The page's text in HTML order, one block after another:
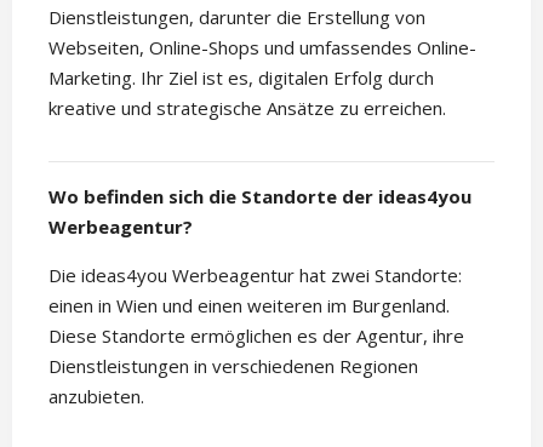
Dienstleistungen, darunter die Erstellung von
Webseiten, Online-Shops und umfassendes Online-
Marketing. Ihr Ziel ist es, digitalen Erfolg durch
kreative und strategische Ansätze zu erreichen.
Wo befinden sich die Standorte der ideas4you
Werbeagentur?
Die ideas4you Werbeagentur hat zwei Standorte:
einen in Wien und einen weiteren im Burgenland.
Diese Standorte ermöglichen es der Agentur, ihre
Dienstleistungen in verschiedenen Regionen
anzubieten.